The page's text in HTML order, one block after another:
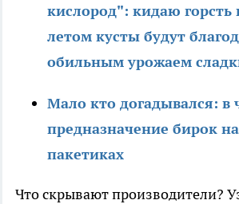
кислород": кидаю
летом кусты будут
обильным урожаем
Мало кто догадывался: в
предназначение бирок
пакетиках
Что скрывают производители?